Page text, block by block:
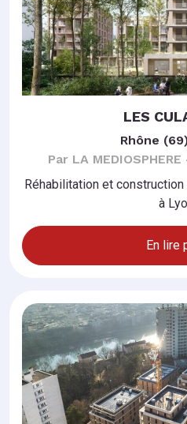
LES
Rhône
Par LA
Réhabilitation et
à
En lire